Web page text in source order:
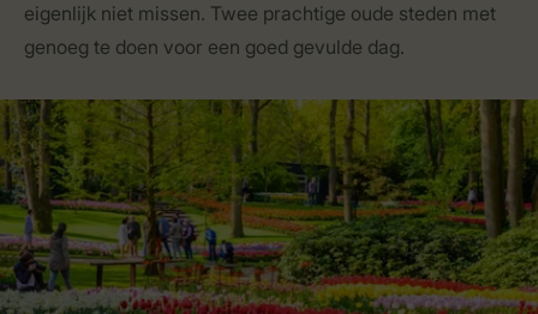
eigenlijk niet missen. Twee prachtige oude steden met
genoeg te doen voor een goed gevulde dag.